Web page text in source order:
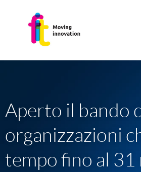
Aperto il bando
organizzazioni
tempo fino al 31